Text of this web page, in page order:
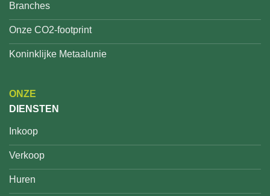
Branches
Onze CO2-footprint
Koninklijke Metaalunie
ONZE
DIENSTEN
Inkoop
Verkoop
Huren